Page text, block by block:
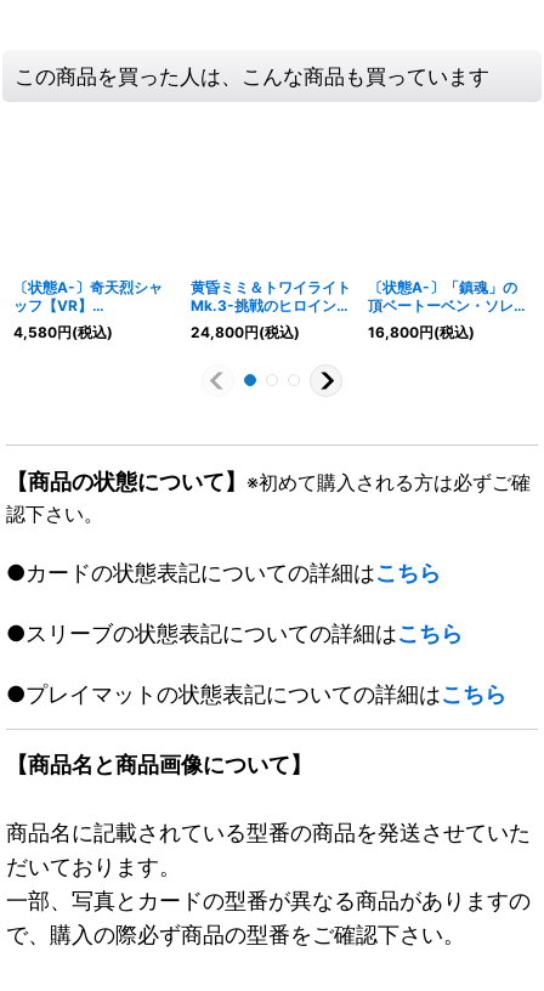
この商品を買った人は、こんな商品も買っています
〔状態A-〕奇天烈シャ
ッフ【VR】
{RP1818B/20}《水》
4,580円(税込)
黄昏ミミ＆トワイライト
Mk.3-挑戦のヒロイン-
【SPR】{25EX1SPR秘
2超/SPR秘5}《水》
24,800円(税込)
〔状態A-〕「鎮魂」の
頂ベートーベン・ソレム
ニス【SR】{26RP2STD
超秘5}《多》
16,800円(税込)
【商品の状態について】 ※初めて購入される方は必ずご確
認下さい。
●カードの状態表記についての詳細はこちら
●スリーブの状態表記についての詳細はこちら
●プレイマットの状態表記についての詳細はこちら
【商品名と商品画像について】
商品名に記載されている型番の商品を発送させていた
だいております。
一部、写真とカードの型番が異なる商品がありますの
で、購入の際必ず商品の型番をご確認下さい。